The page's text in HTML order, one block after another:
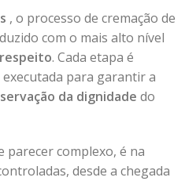
, o processo de cremação de
com o mais alto nível
. Cada etapa é
para garantir a
da dignidade do
parecer complexo, é na
desde a chegada